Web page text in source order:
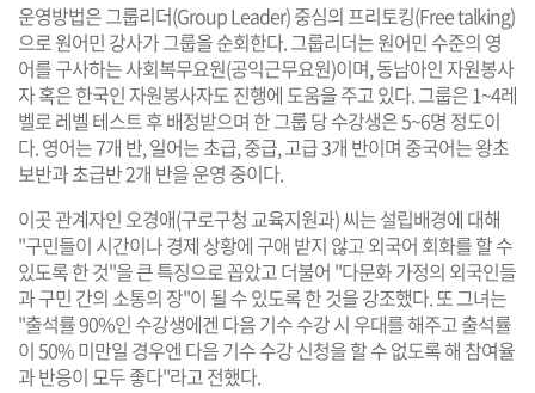
운영방법은 그룹리더(Group Leader) 중심의 프리토킹(Free talking)
으로 원어민 강사가 그룹을 순회한다. 그룹리더는 원어민 수준의 영
어를 구사하는 사회복무요원(공익근무요원)이며, 동남아인 자원봉사
자 혹은 한국인 자원봉사자도 진행에 도움을 주고 있다. 그룹은 1~4레
벨로 레벨 테스트 후 배정받으며 한 그룹 당 수강생은 5~6명 정도이
다. 영어는 7개 반, 일어는 초급, 중급, 고급 3개 반이며 중국어는 왕초
보반과 초급반 2개 반을 운영 중이다.
이곳 관계자인 오경애(구로구청 교육지원과) 씨는 설립배경에 대해
"구민들이 시간이나 경제 상황에 구애 받지 않고 외국어 회화를 할 수
있도록 한 것"을 큰 특징으로 꼽았고 더불어 "다문화 가정의 외국인들
과 구민 간의 소통의 장"이 될 수 있도록 한 것을 강조했다. 또 그녀는
"출석률 90%인 수강생에겐 다음 기수 수강 시 우대를 해주고 출석률
이 50% 미만일 경우엔 다음 기수 수강 신청을 할 수 없도록 해 참여율
과 반응이 모두 좋다"라고 전했다.